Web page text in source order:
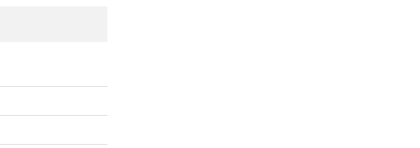
lớn hay một doanh